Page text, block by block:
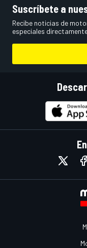
Suscríbete a
Recibe noticias de
especiales